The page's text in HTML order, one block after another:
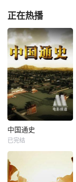
正在热播
中国通史
已完结